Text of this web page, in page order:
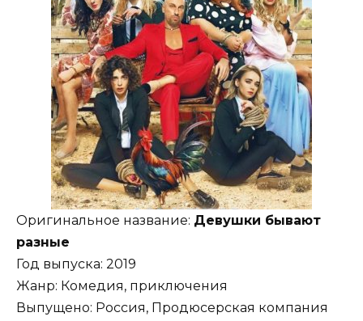
Оригинальное название: Девушки бывают
разные
Год выпуска: 2019
Жанр: Комедия, приключения
Выпущено: Россия, Продюсерская компания